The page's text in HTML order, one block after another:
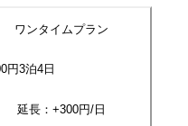
ワンタイムプラン
円3泊4 日
延長：+300円/日